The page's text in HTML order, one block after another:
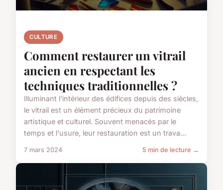
CULTURE
Comment restaurer un vitrail
ancien en respectant les
techniques traditionnelles ?
Illuminant l'intérieur des édifices depuis des siècles,
le vitrail est un élément précieux du patrimoine
artistique et culturel. Souvent menacés par le
temps et l'usure, leur restauration est un trava...
7 mars 2024 5 min de lecture →